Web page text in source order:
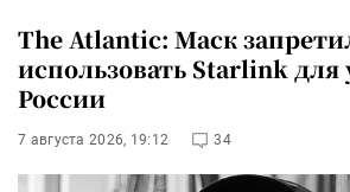
The Atlantic: Маск
использовать Starlink для
России
7 августа 2026, 19:12 34